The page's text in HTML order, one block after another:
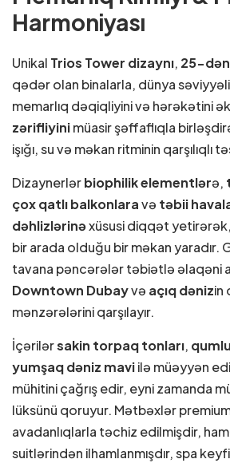
Harmoniyası
Unikal Trios Tower dizaynı, 25-
qədər olan binalarla, dünya səviyyəli
memarlıq dəqiqliyini və hərəkətini
zərifliyinimüasir şəffaflıqla
işığı, su və məkan ritminin qarşılıqlı
Dizaynerlərbiophilik elementlərə,
çox qatlı balkonlaravə təbii
dəhlizlərinəxüsusi diqqət yetirərək,
bir arada olduğu bir məkan yaradır.
tavana pəncərələr təbiətlə əlaqəni
Downtown Dubayvə açıq dənizin
mənzərələrini qarşılayır.
İçərilərsakin torpaq tonları,
yumşaq dəniz maviilə müəyyən
mühitini çağrış edir, eyni zamanda
lüksünü qoruyur. Mətbəxlər
avadanlıqlarla təchiz edilmişdir,
suitlərindən ilhamlanmışdır, spa